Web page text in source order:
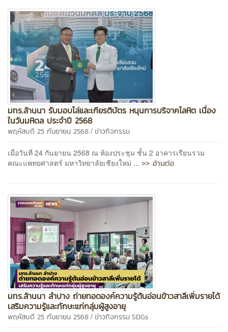
มทร.ล้านนา รับมอบโล่และเกียรติบัตร หนุนการบริจาคโลหิต เนื่อง
ในวันมหิดล ประจำปี 2568
พฤหัสบดี 25 กันยายน 2568 / ข่าวกิจกรรม
เมื่อวันที่ 24 กันยายน 2568 ณ ห้องประชุม ชั้น 2 อาคารเรียนรวม
คณะแพทยศาสตร์ มหาวิทยาลัยเชียงใหม่ ... >> อ่านต่อ
มทร.ล้านนา ลำปาง ถ่ายทอดองค์ความรู้ต้นอ่อนข้าวสาลีเพิ่มรายได้
เสริมความรู้และทักษะแก่กลุ่มผู้สูงอายุ
พฤหัสบดี 25 กันยายน 2568 / ข่าวกิจกรรมSDGs